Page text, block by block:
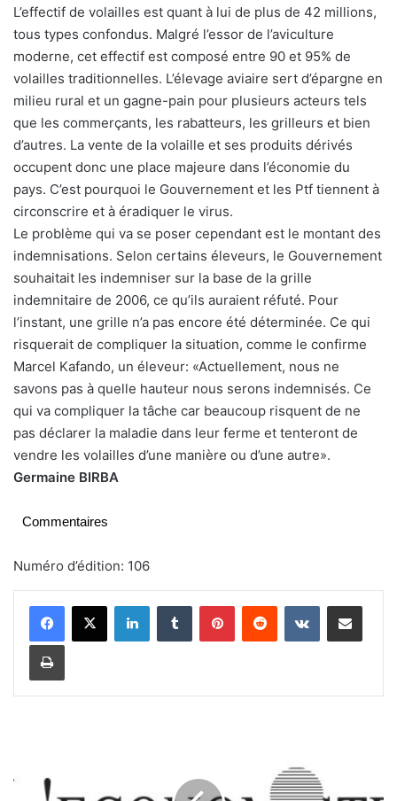
L’effectif de volailles est quant à lui de plus de 42 millions,
tous types confondus. Malgré l’essor de l’aviculture
moderne, cet effectif est composé entre 90 et 95% de
volailles traditionnelles. L’élevage aviaire sert d’épargne en
milieu rural et un gagne-pain pour plusieurs acteurs tels
que les commerçants, les rabatteurs, les grilleurs et bien
d’autres. La vente de la volaille et ses produits dérivés
occupent donc une place majeure dans l’économie du
pays. C’est pourquoi le Gouvernement et les Ptf tiennent à
circonscrire et à éradiquer le virus.
Le problème qui va se poser cependant est le montant des
indemnisations. Selon certains éleveurs, le Gouvernement
souhaitait les indemniser sur la base de la grille
indemnitaire de 2006, ce qu’ils auraient réfuté. Pour
l’instant, une grille n’a pas encore été déterminée. Ce qui
risquerait de compliquer la situation, comme le confirme
Marcel Kafando, un éleveur: «Actuellement, nous ne
savons pas à quelle hauteur nous serons indemnisés. Ce
qui va compliquer la tâche car beaucoup risquent de ne
pas déclarer la maladie dans leur ferme et tenteront de
vendre les volailles d’une manière ou d’une autre».
Germaine BIRBA
Commentaires
Numéro d’édition: 106